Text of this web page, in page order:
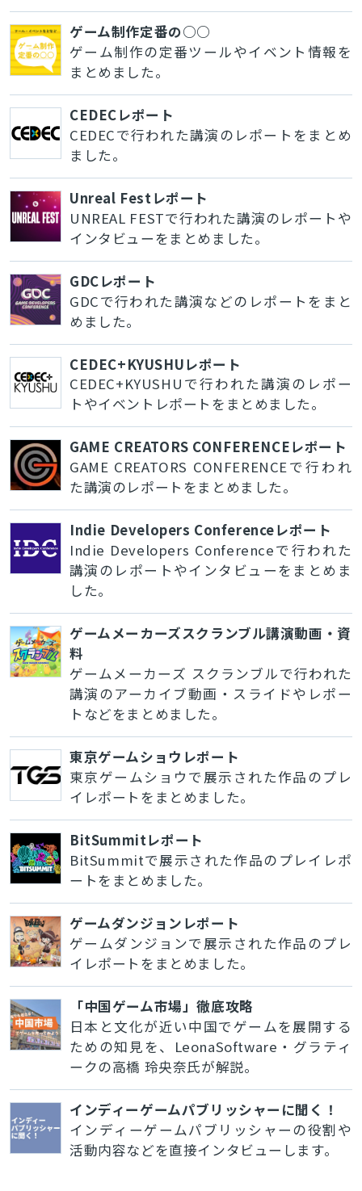
ゲーム制作定番の○○
ゲーム制作の定番ツールやイベント情報を
まとめました。
CEDECレポート
CEDECで行われた講演のレポートをまとめ
ました。
Unreal Festレポート
UNREAL FESTで行われた講演のレポートや
インタビューをまとめました。
GDCレポート
GDCで行われた講演などのレポートをまと
めました。
CEDEC+KYUSHUレポート
CEDEC+KYUSHUで行われた講演のレポー
トやイベントレポートをまとめました。
GAME CREATORS CONFERENCEレポート
GAME CREATORS CONFERENCEで行われ
た講演のレポートをまとめました。
Indie Developers Conferenceレポート
Indie Developers Conferenceで行われた
講演のレポートやインタビューをまとめま
した。
ゲームメーカーズスクランブル講演動画・資
料
ゲームメーカーズ スクランブルで行われた
講演のアーカイブ動画・スライドやレポー
トなどをまとめました。
東京ゲームショウレポート
東京ゲームショウで展示された作品のプレ
イレポートをまとめました。
BitSummitレポート
BitSummitで展示された作品のプレイレポ
ートをまとめました。
ゲームダンジョンレポート
ゲームダンジョンで展示された作品のプレ
イレポートをまとめました。
「中国ゲーム市場」徹底攻略
日本と文化が近い中国でゲームを展開する
ための知見を、LeonaSoftware・グラティ
ークの高橋 玲央奈氏が解説。
インディーゲームパブリッシャーに聞く！
インディーゲームパブリッシャーの役割や
活動内容などを直接インタビューします。